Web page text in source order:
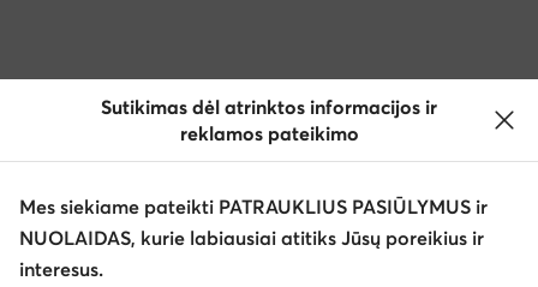
Sutikimas dėl atrinktos informacijos ir
reklamos pateikimo
Mes siekiame pateikti PATRAUKLIUS PASIŪLYMUS ir
NUOLAIDAS, kurie labiausiai atitiks Jūsų poreikius ir
interesus.